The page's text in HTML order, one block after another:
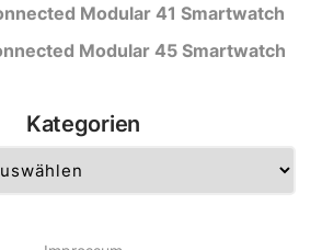
Modular 41 Smartwatch
Modular 45 Smartwatch
Kategorien